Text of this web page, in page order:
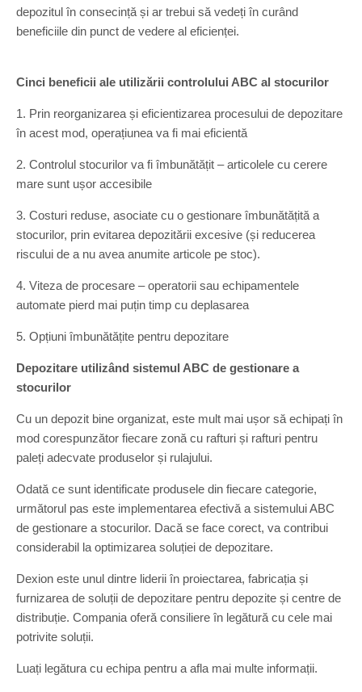
depozitul în consecință și ar trebui să vedeți în curând
beneficiile din punct de vedere al eficienței.
Cinci beneficii ale utilizării controlului ABC al stocurilor
1. Prin reorganizarea și eficientizarea procesului de depozitare
în acest mod, operațiunea va fi mai eficientă
2. Controlul stocurilor va fi îmbunătățit – articolele cu cerere
mare sunt ușor accesibile
3. Costuri reduse, asociate cu o gestionare îmbunătățită a
stocurilor, prin evitarea depozitării excesive (și reducerea
riscului de a nu avea anumite articole pe stoc).
4. Viteza de procesare – operatorii sau echipamentele
automate pierd mai puțin timp cu deplasarea
5. Opțiuni îmbunătățite pentru depozitare
Depozitare utilizând sistemul ABC de gestionare a
stocurilor
Cu un depozit bine organizat, este mult mai ușor să echipați în
mod corespunzător fiecare zonă cu rafturi și rafturi pentru
paleți adecvate produselor și rulajului.
Odată ce sunt identificate produsele din fiecare categorie,
următorul pas este implementarea efectivă a sistemului ABC
de gestionare a stocurilor. Dacă se face corect, va contribui
considerabil la optimizarea soluției de depozitare.
Dexion este unul dintre liderii în proiectarea, fabricația și
furnizarea de soluții de depozitare pentru depozite și centre de
distribuție. Compania oferă consiliere în legătură cu cele mai
potrivite soluții.
Luați legătura cu echipa pentru a afla mai multe informații.